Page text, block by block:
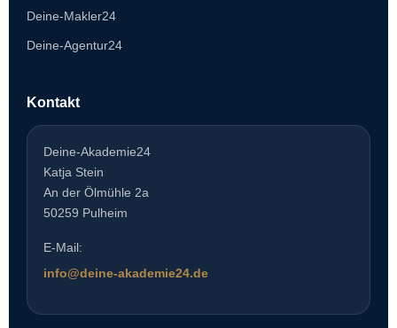
Deine-Makler24
Deine-Agentur24
Kontakt
Deine-Akademie24
Katja Stein
An der Ölmühle 2a
50259 Pulheim
E-Mail:
info@deine-akademie24.de